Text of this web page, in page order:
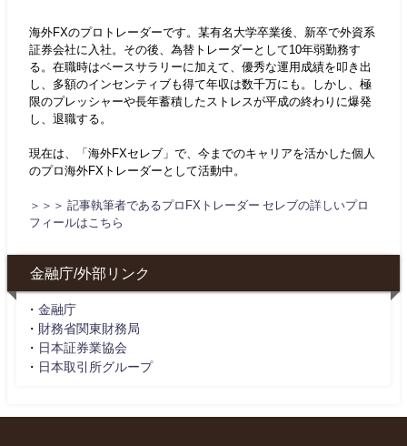
海外FXのプロトレーダーです。某有名大学卒業後、新卒で外資系
証券会社に入社。その後、為替トレーダーとして10年弱勤務す
る。在職時はベースサラリーに加えて、優秀な運用成績を叩き出
し、多額のインセンティブも得て年収は数千万にも。しかし、極
限のプレッシャーや長年蓄積したストレスが平成の終わりに爆発
し、退職する。
現在は、「海外FXセレブ」で、今までのキャリアを活かした個人
のプロ海外FXトレーダーとして活動中。
＞＞＞ 記事執筆者であるプロFXトレーダー セレブの詳しいプロ
フィールはこちら
金融庁/外部リンク
・ 金融庁
・ 財務省関東財務局
・ 日本証券業協会
・ 日本取引所グループ